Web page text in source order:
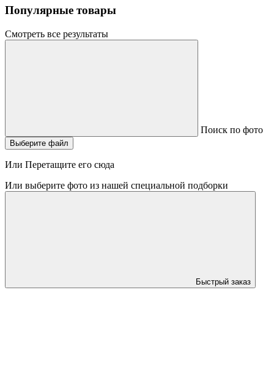
Популярные товары
Смотреть все результаты
Поиск по фото
Выберите файл
Или Перетащите его сюда
Или выберите фото из нашей специальной подборки
Быстрый заказ